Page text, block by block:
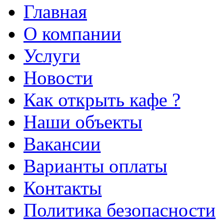
Главная
О компании
Услуги
Новости
Как открыть кафе ?
Наши объекты
Вакансии
Варианты оплаты
Контакты
Политика безопасности